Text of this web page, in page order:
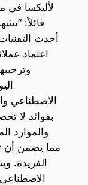
لأليكسا في
قائلاً:
أحدث
اعتماد
الاصطناعي
بفوائد لا
والموارد
مما يضمن أن
الفريدة.